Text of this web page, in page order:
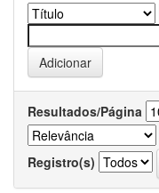
Resultados/Página
Registro(s)